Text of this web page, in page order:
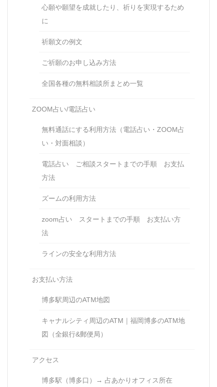
心願や願望を成就したり、祈りを実現するため
に
祈願文の例文
ご祈願のお申し込み方法
全国各種の無料相談所まとめ一覧
ZOOM占い/電話占い
無料通話にする利用方法（電話占い・ZOOM占
い・対面相談）
電話占い ご相談スタートまでの手順 お支払
方法
ズームの利用方法
zoom占い スタートまでの手順 お支払い方
法
ラインの安全な利用方法
お支払い方法
博多駅周辺のATM地図
キャナルシティ周辺のATM｜福岡博多のATM地
図（全銀行&郵便局）
アクセス
博多駅（博多口）→ 占あかりオフィス所在